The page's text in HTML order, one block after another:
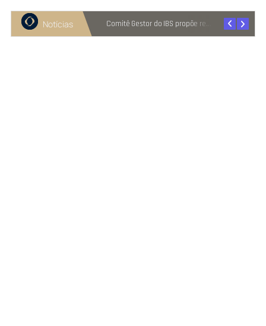
Notícias
Recuperação judicial cresce entre micro e pequenas empresas Comitê Gestor do IBS propõe reter metade de 2027